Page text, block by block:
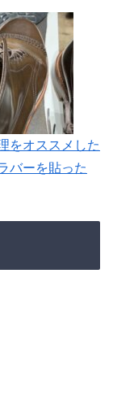
をオススメした
バーを貼った